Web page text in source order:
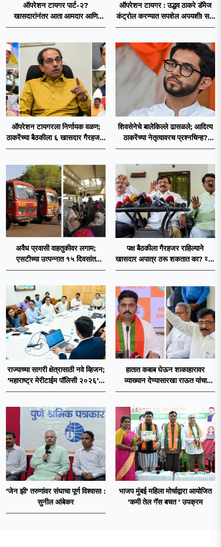
ऑपरेशन टायगर पार्ट-२?
खासदारांनंतर आता आमदार आणि
नगरसेवकही शिंदेंच्या वाटेवर?
ऑपरेशन टायगर : उद्धव ठाकरे डॅमेज
कंट्रोल करण्यात सपशेल अपयशी! सहा
खासदारांनंतर आमदारांसह नगरसेवकही
ऑपरेशन टायगरला निर्णायक वळण;
ठाकरेंच्या बैठकीला ६ खासदार गैरहजर,
थेट शिंदे सेनेत विलीन होण्याचा
शिवसेनेचे बालेकिल्ले ढासळले; आदित्य
ठाकरेंच्या नेतृत्वावरच प्रश्नचिन्ह?
ठाकरे ब्रँड नेमका कुठे चुकला?
अवैध प्रवासी वाहतुकीवर लगाम;
एसटीच्या उत्पन्नात १५ दिवसांत
४३.८३ कोटींची वाढ!
पक्ष बैठकीला गैरहजर राहिल्याने
खासदार अपात्र ठरू शकतात का? व्हीप
आणि कायदा नेमकं काय सांगतो?
राज्याच्या सागरी क्षेत्रासाठी नवे व्हिजन;
'महाराष्ट्र मेरीटाईम पॉलिसी २०२६'चा
प्रस्ताव
हातात कबाब घेऊन शाकाहारावर
व्याख्यान देण्यासारखा राऊत यांचा
प्रयत्न - नवनाथ बन
'जेन झी' तरुणांवर संघाचा पूर्ण विश्वास! :
सुनील आंबेकर
भाजप मुंबई महिला मोर्चाद्वारा आयोजित
'कमी तेल गॅस बचत ' उपक्रम